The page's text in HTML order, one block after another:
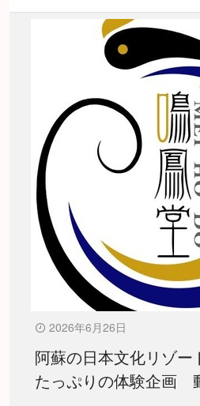
2026年6月26日
阿蘇の日本文化リゾー
たっぷりの体験企画